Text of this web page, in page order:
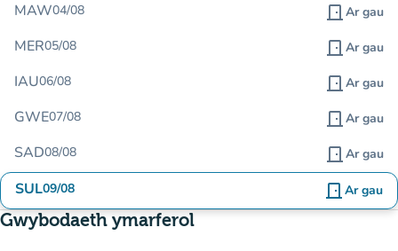
MAW04/08 door_front Ar gau
MER05/08 door_front Ar gau
IAU06/08 door_front Ar gau
GWE07/08 door_front Ar gau
SAD08/08 door_front Ar gau
SUL09/08 door_front Ar gau
Gwybodaeth ymarferol